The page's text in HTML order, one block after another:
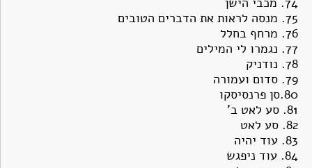
75. מנסה לראות את הדברים הטובים
76. מרחף בחלל
77. נגמרו לי המילים
78. נודניק
79. ס
דום ועמורה
80. סן פרנסיסקו
81. סע לאט ב'
82. סע לאט
83. עוד יהיה
84. עוד ניפגש